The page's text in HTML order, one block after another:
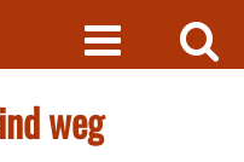
weg